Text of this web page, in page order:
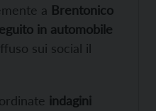
a Brentonico
in automobile
sui social il
indagini